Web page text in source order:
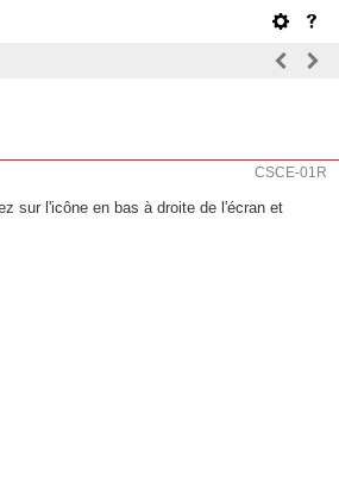
CSCE-01R
sur l'icône en bas à droite de l'écran et